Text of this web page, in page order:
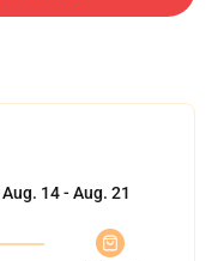
Aug. 14 - Aug. 21